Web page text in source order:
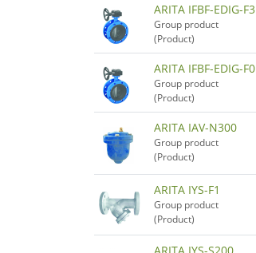
ARITA IFBF-EDIG-F3
Group product
(Product)
ARITA IFBF-EDIG-F0
Group product
(Product)
ARITA IAV-N300
Group product
(Product)
ARITA IYS-F1
Group product
(Product)
ARITA IYS-S200